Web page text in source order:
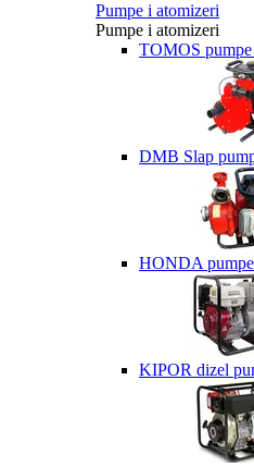
Pumpe i atomizeri
Pumpe i atomizeri
TOMOS
DMB Slap
HONDA
KIPOR dizel